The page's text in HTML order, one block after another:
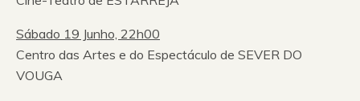
Sábado 19 Junho, 22h00
Centro das Artes e do Espectáculo de SEVER DO
VOUGA